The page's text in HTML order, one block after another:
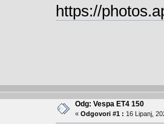
https://
Odg: Vespa ET4 150
« Odgovori #1 : 16 Lipanj,